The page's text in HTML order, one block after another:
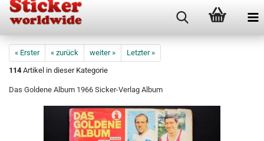
« Erster « zurück weiter »
Letzter »
114Artikel in dieser Kategorie
Das Goldene Album 1966 Sicker-Verlag Album